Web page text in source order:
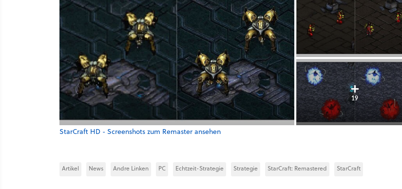
19
StarCraft HD - Screenshots zum Remaster ansehen
Artikel News Andre Linken PC Echtzeit-Strategie Strategie StarCraft: Remastered StarCraft